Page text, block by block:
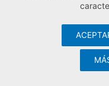
© Observatorio
Aviso
cookies·